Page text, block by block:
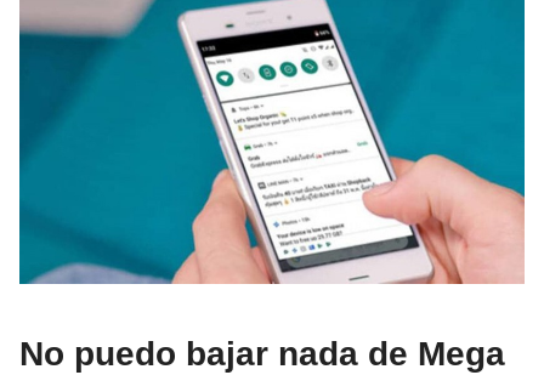
No puedo bajar nada de Mega